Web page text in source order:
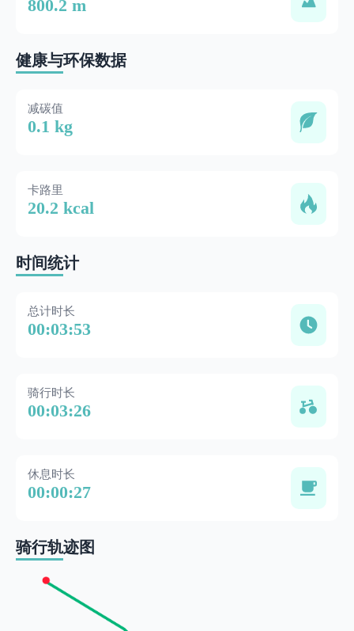
800.2 m
健康与环保数据
减碳值
0.1 kg
卡路里
20.2 kcal
时间统计
总计时长
00:03:53
骑行时长
00:03:26
休息时长
00:00:27
骑行轨迹图